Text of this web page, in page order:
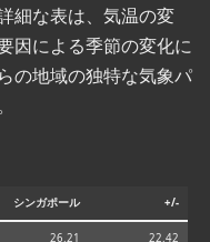
細な表は、気温の変
因による季節の変化に
の地域の独特な気象パ
シンガポール +/-
26.21 22.42